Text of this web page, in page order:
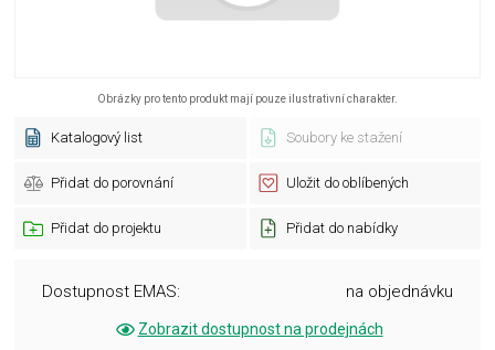
Obrázky pro tento produkt mají pouze ilustrativní charakter.
Katalogový list Soubory ke stažení
Přidat do porovnání Uložit do oblíbených
Přidat do projektu Přidat do nabídky
Dostupnost EMAS: na objednávku
Zobrazit dostupnost na prodejnách